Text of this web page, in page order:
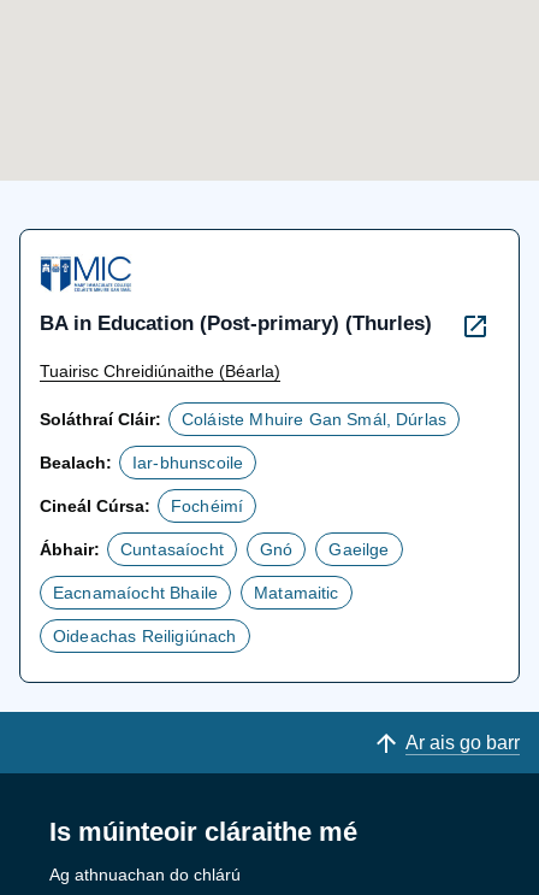
BA in Education (Post-primary) (Thurles)
Tuairisc Chreidiúnaithe (Béarla)
Soláthraí Cláir: Coláiste Mhuire Gan Smál, Dúrlas
Bealach: Iar-bhunscoile
Cineál Cúrsa: Fochéimí
Ábhair: Cuntasaíocht Gnó Gaeilge
Eacnamaíocht Bhaile Matamaitic
Oideachas Reiligiúnach
Ar ais go barr
Is múinteoir cláraithe mé
Ag athnuachan do chlárú